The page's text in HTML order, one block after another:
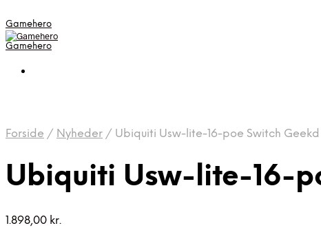
Gamehero
Gamehero
Forside / Nyheder / Ubiquiti Usw-lite-16-poe Switch Geekd
Ubiquiti Usw-lite-16-
1.898,00 kr.